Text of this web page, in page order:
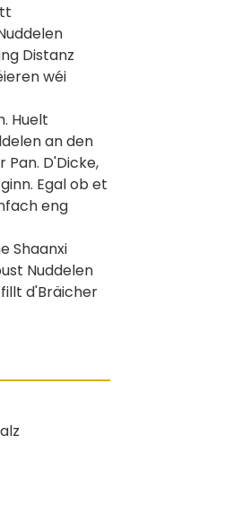
Distanz
wéi
Huelt
an den
D'Dicke,
Egal ob et
eng
Shaanxi
Nuddelen
d'Bräicher